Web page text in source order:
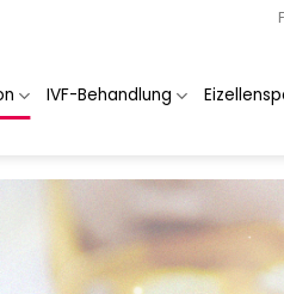
IVF-Behandlung